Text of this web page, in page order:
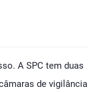
A SPC tem duas
de vigilância